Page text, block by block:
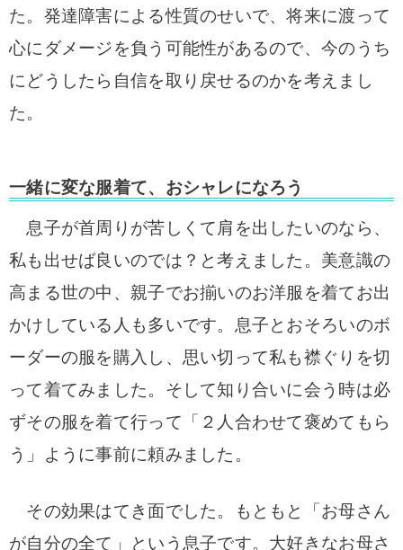
た。発達障害による性質のせいで、将来に渡って
心にダメージを負う可能性があるので、今のうち
にどうしたら自信を取り戻せるのかを考えまし
た。
一緒に変な服着て、おシャレになろう
息子が首周りが苦しくて肩を出したいのなら、
私も出せば良いのでは？と考えました。美意識の
高まる世の中、親子でお揃いのお洋服を着てお出
かけしている人も多いです。息子とおそろいのボ
ーダーの服を購入し、思い切って私も襟ぐりを切
って着てみました。そして知り合いに会う時は必
ずその服を着て行って「２人合わせて褒めてもら
う」ように事前に頼みました。
その効果はてき面でした。もともと「お母さん
が自分の全て」という息子です。大好きなお母さ